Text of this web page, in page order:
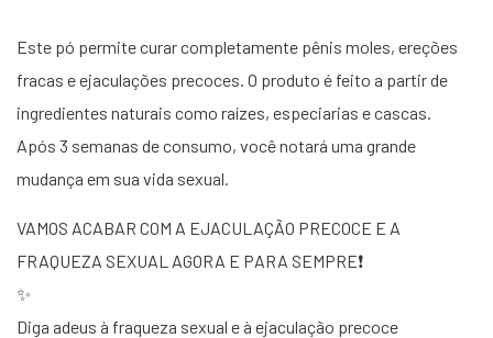
Este pó permite curar completamente pênis moles, ereções
fracas e ejaculações precoces. O produto é feito a partir de
ingredientes naturais como raízes, especiarias e cascas.
Após 3 semanas de consumo, você notará uma grande
mudança em sua vida sexual.
VAMOS ACABAR COM A EJACULAÇÃO PRECOCE E A
FRAQUEZA SEXUAL AGORA E PARA SEMPRE❗
✨
Diga adeus à fraqueza sexual e à ejaculação precoce